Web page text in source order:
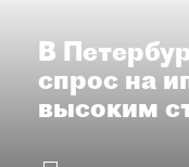
В
спрос на
высоким